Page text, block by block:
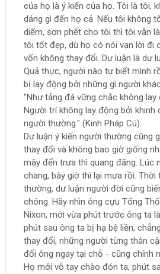
của họ là ý kiến của họ. Tôi là tôi,
dáng gì đến họ cả. Nếu tôi không
diếm, sơn phết cho tôi thì tôi vẫn
tôi tốt đẹp, dù họ có nói vạn lời đi
vốn không thay đổi. Dư luận là dư
Quả thực, người nào tự biết mình
bị lay động bởi những gì người
"Như tảng đá vững chắc không
Người trí không lay động bởi khinh
người thường." (Kinh Pháp Cú).
Dư luận ý kiến người thường cũng
thay đổi và không bao giờ giống
mây đến trưa thì quang đãng. Lúc
chang, bây giờ thì lại mưa rồi.
thường, dư luận người đời cũng
chóng. Hãy nhìn ông cựu Tổng
Nixon, mới vừa phút trước ông ta
phút sau ông ta bị hạ bệ liền,
thay đổi, những người từng thân
đối ông ngay tại chỗ - cũng chính
Họ mới vỗ tay chào đón ta, phút